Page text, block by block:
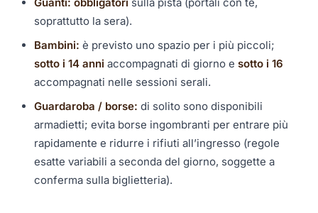
Guanti: obbligatori sulla pista (portali con te,
soprattutto la sera).
Bambini: è previsto uno spazio per i più piccoli;
sotto i 14 anni accompagnati di giorno e sotto i 16
accompagnati nelle sessioni serali.
Guardaroba / borse: di solito sono disponibili
armadietti; evita borse ingombranti per entrare più
rapidamente e ridurre i rifiuti all’ingresso (regole
esatte variabili a seconda del giorno, soggette a
conferma sulla biglietteria).